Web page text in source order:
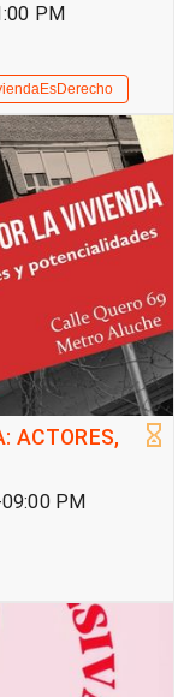
PM
ACTORES,
PM